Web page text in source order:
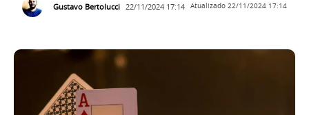
Gustavo Bertolucci 22/11/2024 17:14 Atualizado 22/11/2024 17:14